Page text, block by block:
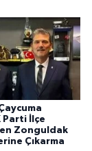
Parti İlçe
Zonguldak
Çıkarma